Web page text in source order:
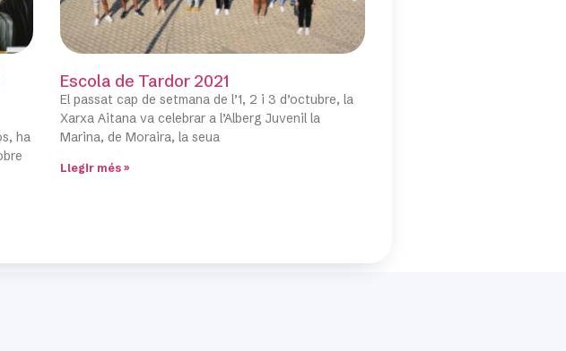
ha
Escola de Tardor 2021
El passat cap de setmana de l’1, 2 i 3 d’octubre, la
Xarxa Aitana va celebrar a l’Alberg Juvenil la
Marina, de Moraira, la seua
Llegir més »